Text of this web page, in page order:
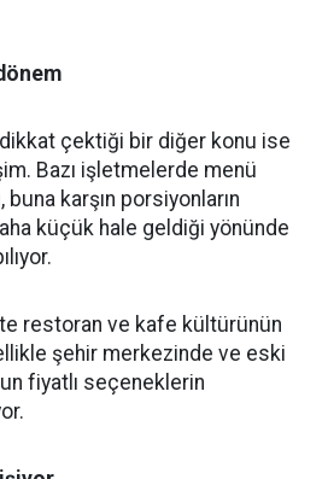
dikkat çektiği bir diğer konu ise
Bazı işletmelerde menü
buna karşın porsiyonların
küçük hale geldiği yönünde
restoran ve kafe kültürünün
şehir merkezinde ve eski
fiyatlı seçeneklerin